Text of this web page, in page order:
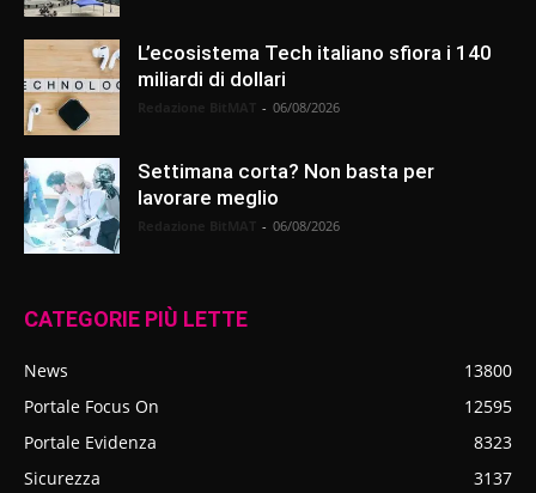
L’ecosistema Tech italiano sfiora i 140
miliardi di dollari
- 06/08/2026
Settimana corta? Non basta per
lavorare meglio
- 06/08/2026
CATEGORIE PIÙ LETTE
News
13800
Portale Focus On
12595
Portale Evidenza
8323
Sicurezza
3137